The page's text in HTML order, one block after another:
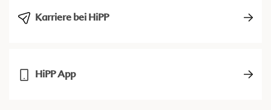
Karriere bei HiPP
HiPP App